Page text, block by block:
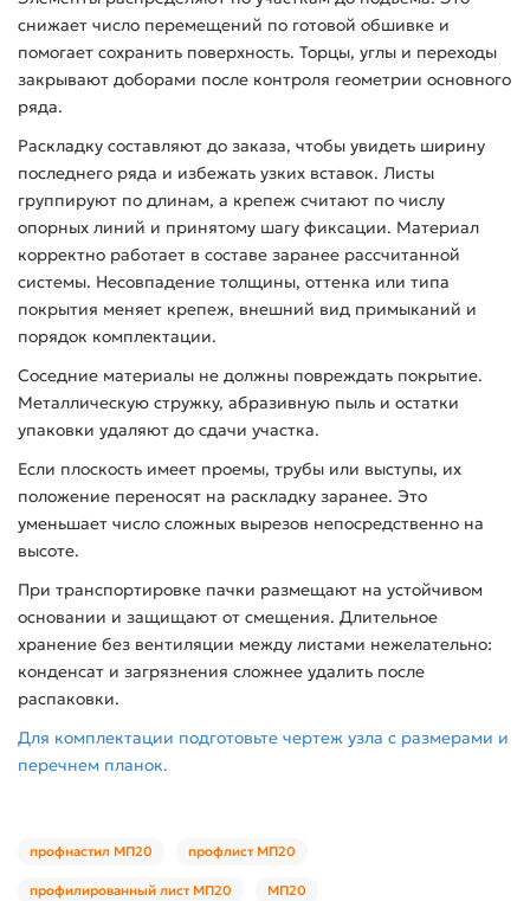
снижает число перемещений по готовой обшивке и
помогает сохранить поверхность. Торцы, углы и переходы
закрывают доборами после контроля геометрии основного
ряда.
Раскладку составляют до заказа, чтобы увидеть ширину
последнего ряда и избежать узких вставок. Листы
группируют по длинам, а крепеж считают по числу
опорных линий и принятому шагу фиксации. Материал
корректно работает в составе заранее рассчитанной
системы. Несовпадение толщины, оттенка или типа
покрытия меняет крепеж, внешний вид примыканий и
порядок комплектации.
Соседние материалы не должны повреждать покрытие.
Металлическую стружку, абразивную пыль и остатки
упаковки удаляют до сдачи участка.
Если плоскость имеет проемы, трубы или выступы, их
положение переносят на раскладку заранее. Это
уменьшает число сложных вырезов непосредственно на
высоте.
При транспортировке пачки размещают на устойчивом
основании и защищают от смещения. Длительное
хранение без вентиляции между листами нежелательно:
конденсат и загрязнения сложнее удалить после
распаковки.
Для комплектации подготовьте чертеж узла с размерами и
перечнем планок.
профнастил МП20 профлист МП20
профилированный лист МП20 МП20